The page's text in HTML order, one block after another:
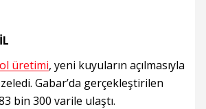
üretimi, yeni kuyuların açılmasıyla
Gabar’da gerçekleştirilen
bin 300 varile ulaştı.